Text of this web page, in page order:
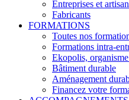
Entreprises et
Fabricants
FORMATIONS
Toutes nos
Formations intra-
Ekopolis,
Bâtiment durable
Aménagement
Financez votre